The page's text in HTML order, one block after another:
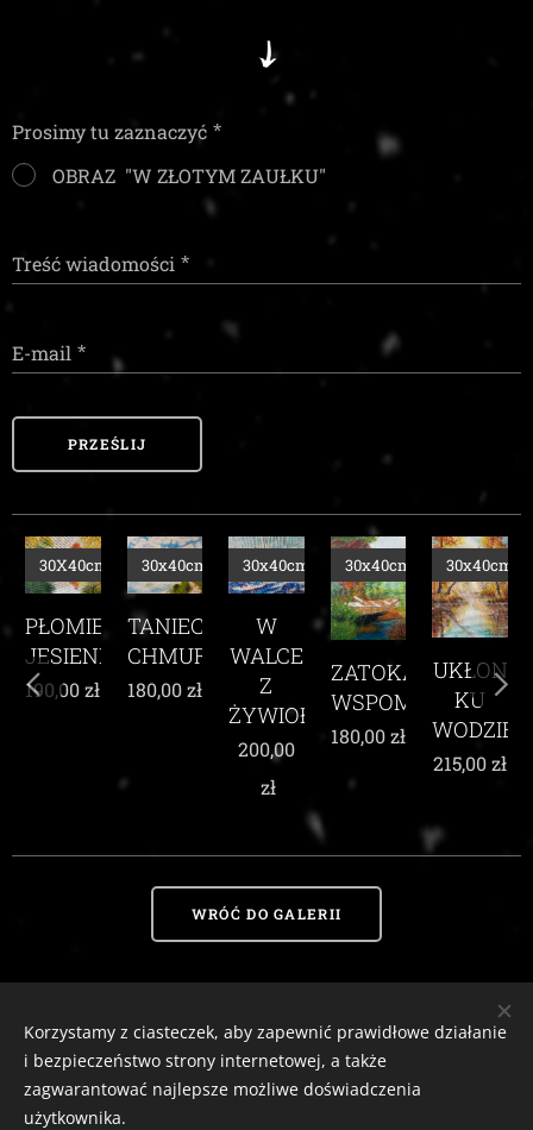
Prosimy tu zaznaczyć
OBRAZ "W ZŁOTYM ZAUŁKU"
Treść wiadomości
E-mail
PRZEŚLIJ
TANIEC
CHMUR
30x40cm
180,00zł
W
WALCE
Z
ŻYWIOŁEM
30x40cm
ZATOKA
WSPOMNIEŃ
30x40cm
UKŁON
KU
WODZIE
30x40cm
WŚRÓD
MAKÓW
30x40cm
210,00zł
WRÓĆ DO GALERII
Zaciszny Zakątek Zawoja|Zawoja 1811, 34-222 Zawoja, woj. małopolskie
Email:zaciszny.zakatek.zawoja@gmail.com |Tel:604-643-167 |
Odstąp od umowytutaj Ciasteczka
Korzystamy z ciasteczek, aby zapewnić prawidłowe działanie
i bezpieczeństwo strony internetowej, a także
zagwarantować najlepsze możliwe doświadczenia
użytkownika.